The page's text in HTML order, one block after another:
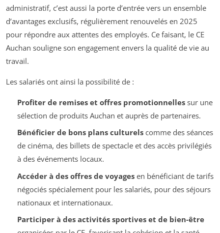
administratif, c’est aussi la porte d’entrée vers un ensemble
d’avantages exclusifs, régulièrement renouvelés en 2025
pour répondre aux attentes des employés. Ce faisant, le CE
Auchan souligne son engagement envers la qualité de vie au
travail.
Les salariés ont ainsi la possibilité de :
Profiter de remises et offres promotionnellessur une
sélection de produits Auchan et auprès de partenaires.
Bénéficier de bons plans culturelscomme des séances
de cinéma, des billets de spectacle et des accès privilégiés
à des événements locaux.
Accéder à des offres de voyagesen bénéficiant de tarifs
négociés spécialement pour les salariés, pour des séjours
nationaux et internationaux.
Participer à des activités sportives et de bien-être